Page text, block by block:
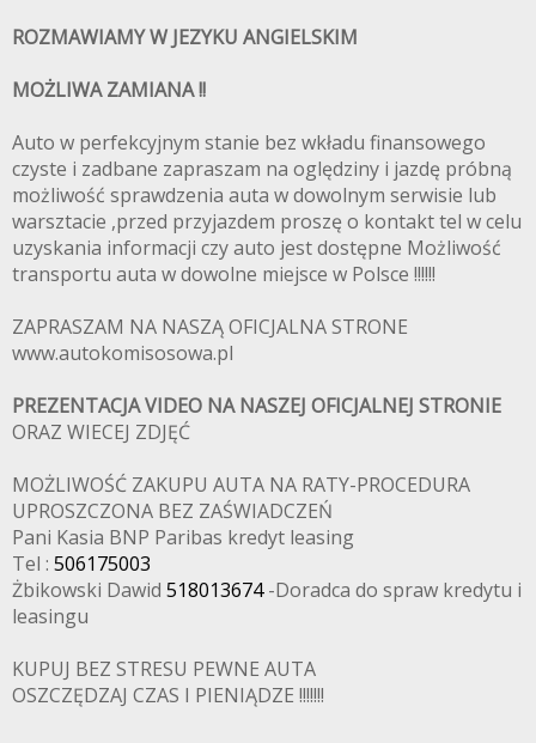
ROZMAWIAMY W JEZYKU ANGIELSKIM
MOŻLIWA ZAMIANA !!
Auto w perfekcyjnym stanie bez wkładu finansowego
czyste i zadbane zapraszam na oględziny i jazdę próbną
możliwość sprawdzenia auta w dowolnym serwisie lub
warsztacie ,przed przyjazdem proszę o kontakt tel w celu
uzyskania informacji czy auto jest dostępne Możliwość
transportu auta w dowolne miejsce w Polsce !!!!!!
ZAPRASZAM NA NASZĄ OFICJALNA STRONE
www.autokomisosowa.pl
PREZENTACJA VIDEO NA NASZEJ OFICJALNEJ STRONIE
ORAZ WIECEJ ZDJĘĆ
MOŻLIWOŚĆ ZAKUPU AUTA NA RATY-PROCEDURA
UPROSZCZONA BEZ ZAŚWIADCZEŃ
Pani Kasia BNP Paribas kredyt leasing
Tel : 506175003
Żbikowski Dawid 518013674-Doradca do spraw kredytu i
leasingu
KUPUJ BEZ STRESU PEWNE AUTA
OSZCZĘDZAJ CZAS I PIENIĄDZE !!!!!!!